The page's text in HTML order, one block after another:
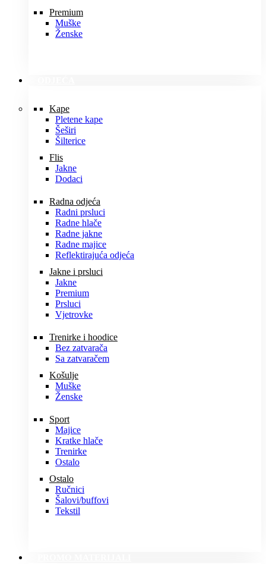
Premium
Muške
Ženske
Kape
Pletene kape
Šeširi
Šilterice
Flis
Jakne
Dodaci
Radna odjeća
Radni prsluci
Radne hlače
Radne jakne
Radne majice
Reflektirajuća odjeća
Jakne i prsluci
Jakne
Premium
Prsluci
Vjetrovke
Trenirke i hoodice
Bez zatvarača
Sa zatvaračem
Košulje
Muške
Ženske
Sport
Majice
Kratke hlače
Trenirke
Ostalo
Ostalo
Ručnici
Šalovi/buffovi
Tekstil